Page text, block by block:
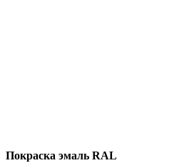
Покраска эмаль RAL